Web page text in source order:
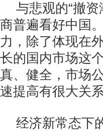
与悲观的“撤
商普遍看好中国
力，除了体现在
长的国内市场这
真、健全，市场
速提高有很大关系
经济新常态下